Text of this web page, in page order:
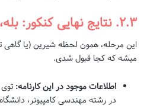
۲.۳. نتایج نهایی کنکور: بله، قبول شدی! (یا نه…)
این مرحله، همون لحظه شیرین (یا گاهی
میشه که کجا قبول شدی.
اطلاعات موجود در این کارنامه:
در رشته مهندسی کامپیوتر،